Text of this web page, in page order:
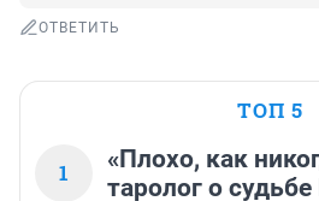
ОТВЕТИТЬ
ТОП 5
1
«Плохо, как
таролог о